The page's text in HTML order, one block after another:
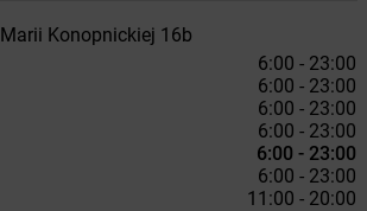
Marii Konopnickiej 16b
6:00 - 23:00
6:00 - 23:00
6:00 - 23:00
6:00 - 23:00
6:00 - 23:00
6:00 - 23:00
11:00 - 20:00